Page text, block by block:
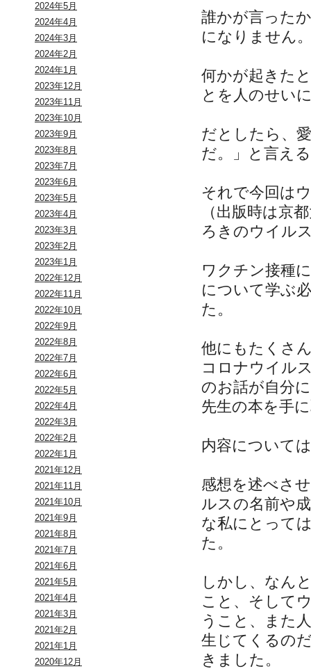
2024年5月
2024年4月
2024年3月
2024年2月
2024年1月
2023年12月
2023年11月
2023年10月
2023年9月
2023年8月
2023年7月
2023年6月
2023年5月
2023年4月
2023年3月
2023年2月
2023年1月
2022年12月
2022年11月
2022年10月
2022年9月
2022年8月
2022年7月
2022年6月
2022年5月
2022年4月
2022年3月
2022年2月
2022年1月
2021年12月
2021年11月
2021年10月
2021年9月
2021年8月
2021年7月
2021年6月
2021年5月
2021年4月
2021年3月
2021年2月
2021年1月
2020年12月
誰かが言った
になりません
何かが起きた
とを人のせい
だとしたら、
だ。」と言え
それで今回は
（出版時は京
ろきのウイル
ワクチン接種
について学ぶ
た。
他にもたくさ
コロナウイル
のお話が自分
先生の本を手
内容について
感想を述べさ
ルスの名前や
な私にとって
た。
しかし、なん
こと、そして
うこと、また
生じてくるの
きました。